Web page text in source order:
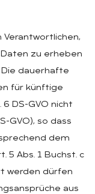
Verantwortlichen,
zu erheben
dauerhafte
für künftige
DS-GVO nicht
GVO), so dass
dem
5 Abs. 1 Buchst. c
werden dürfen
aus